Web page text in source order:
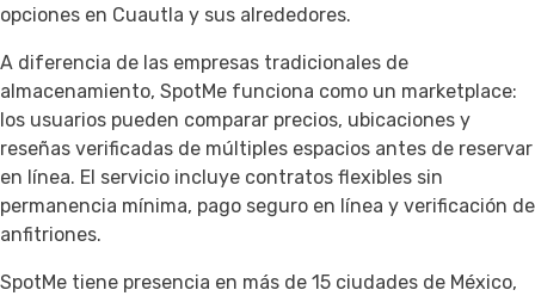
opciones en Cuautla y sus alrededores.
A diferencia de las empresas tradicionales de
almacenamiento, SpotMe funciona como un marketplace:
los usuarios pueden comparar precios, ubicaciones y
reseñas verificadas de múltiples espacios antes de reservar
en línea. El servicio incluye contratos flexibles sin
permanencia mínima, pago seguro en línea y verificación de
anfitriones.
SpotMe tiene presencia en más de 15 ciudades de México,